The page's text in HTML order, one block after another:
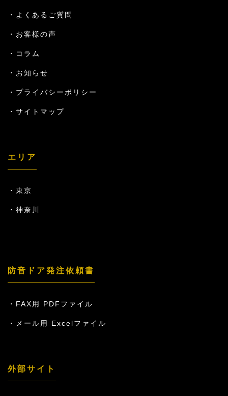
よくあるご質問
お客様の声
コラム
お知らせ
プライバシーポリシー
サイトマップ
エリア
東京
神奈川
防音ドア発注依頼書
FAX用 PDFファイル
メール用 Excelファイル
外部サイト